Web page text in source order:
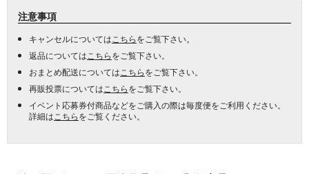
注意事項
キャンセルについては こちらをご覧下さい。
返品については こちらをご覧下さい。
おまとめ配送については こちらをご覧下さい。
再販投票については こちらをご覧下さい。
イベント応募券付商品などをご購入の際は毎度便をご利用ください。
詳細は こちらをご覧ください。